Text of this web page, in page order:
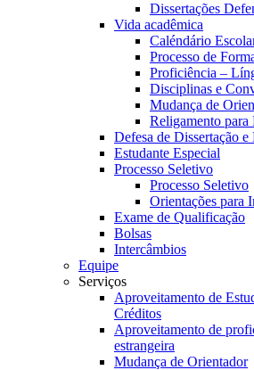
Dissertações
Vida acadêmica
Caléndário
Processo de
Proficiência –
Disciplinas e
Mudança de
Religamento para
Defesa de Dissertação
Estudante Especial
Processo Seletivo
Processo Seletivo
Orientações para
Exame de Qualificação
Bolsas
Intercâmbios
Equipe
Serviços
Aproveitamento de
Créditos
Aproveitamento de
estrangeira
Mudança de Orientador